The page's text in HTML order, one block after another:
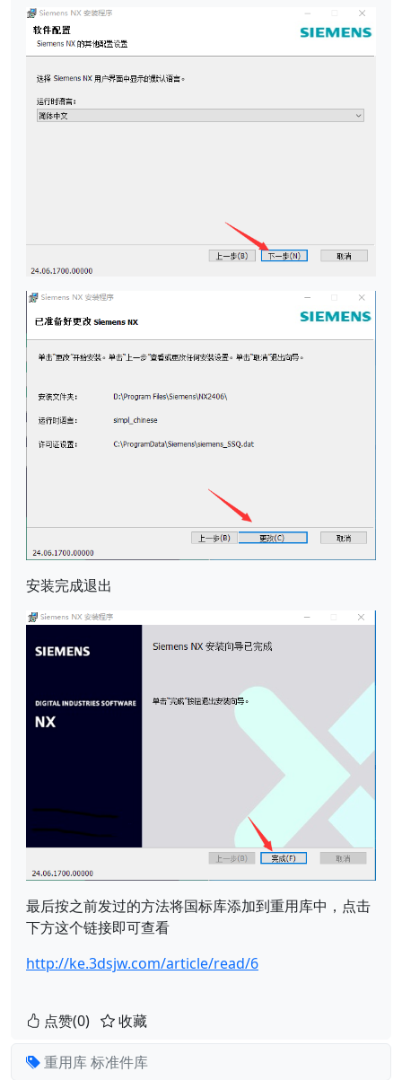
安装完成退出
最后按之前发过的方法将国标库添加到重用库中，点击
下方这个链接即可查看
http://ke.3dsjw.com/article/read/6
点赞(0) 收藏
重用库标准件库